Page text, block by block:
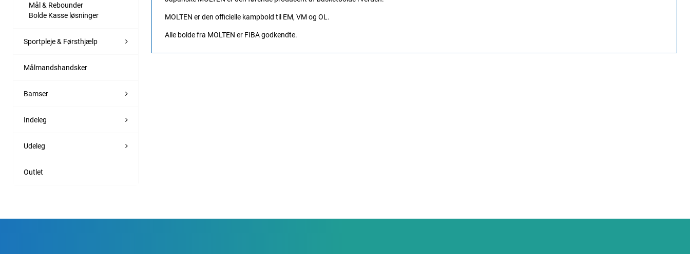
Mål & Rebounder
Bolde Kasse løsninger
Sportpleje & Førsthjælp
Målmandshandsker
Bamser
Indeleg
Udeleg
Outlet
MOLTEN er den officielle kampbold til EM, VM og OL.
Alle bolde fra MOLTEN er FIBA godkendte.